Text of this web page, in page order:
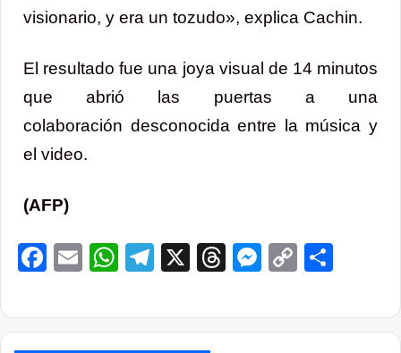
visionario, y era un tozudo», explica Cachin.
El resultado fue una joya visual de 14 minutos
que abrió las puertas a una
colaboración desconocida entre la música y
el video.
(AFP)
Facebook
EmailWhatsApp
Telegram
X ThreadsCopy